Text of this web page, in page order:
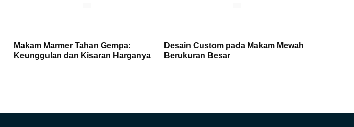
Makam Marmer Tahan Gempa:
Keunggulan dan Kisaran Harganya
Desain Custom pada Makam Mewah
Berukuran Besar